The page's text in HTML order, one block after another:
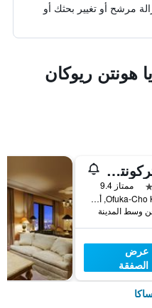
مرشح أو تغيير بحثك أو
هونتن ريوكان
فندق إنتركونتيننتال أوساكا
ممتاز 9.4
3-60, Ofuka-Cho Kita-ku, أوساكا, اليابان
عرض
الصفقة